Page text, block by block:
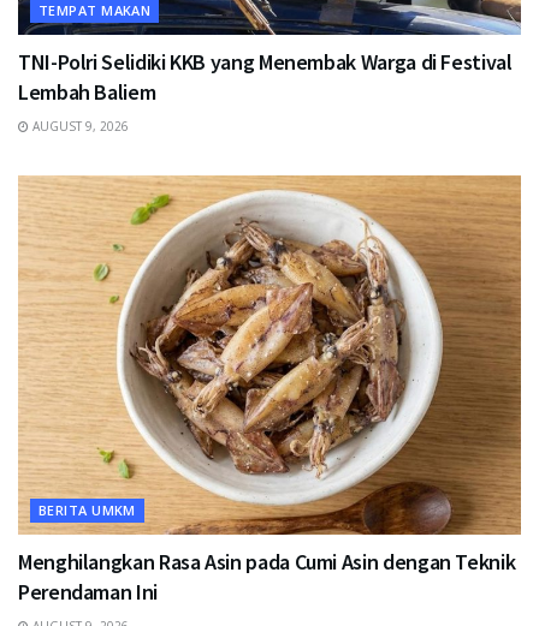
TEMPAT MAKAN
TNI-Polri Selidiki KKB yang Menembak Warga di Festival
Lembah Baliem
AUGUST 9, 2026
BERITA UMKM
Menghilangkan Rasa Asin pada Cumi Asin dengan Teknik
Perendaman Ini